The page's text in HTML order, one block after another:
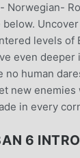
Norwegian-
levels of
even
no human
new
in every
6